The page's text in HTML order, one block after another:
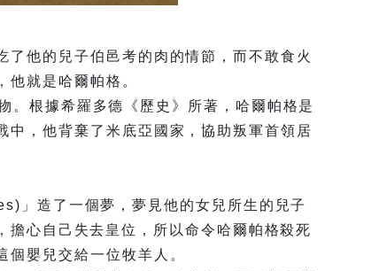
他的兒子伯邑考的肉的情節，而不敢食火
他就是哈爾帕格。
根據希羅多德《歷史》所著，哈爾帕格是
中，他背棄了米底亞國家，協助叛軍首領居
」造了一個夢，夢見他的女兒所生的兒子
心自己失去皇位，所以命令哈爾帕格殺死
嬰兒交給一位牧羊人。